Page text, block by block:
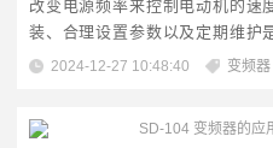
改变电源频率来控制电动机的速
装、合理设置参数以及定期维护
键。为了确保变频器的长期可靠
固，冷却风扇是否正常工作等。还
2024-12-27 10:48:40 变频器